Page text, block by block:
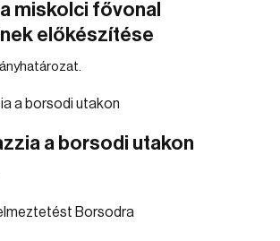
miskolci fővonal
előkészítése
a borsodi utakon